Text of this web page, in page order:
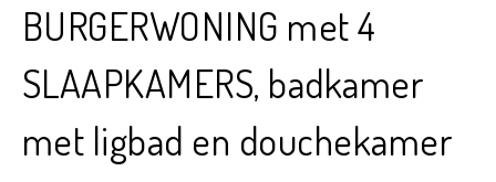
BURGERWONING met 4
SLAAPKAMERS, badkamer
met ligbad en douchekamer